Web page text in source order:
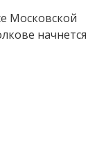
Московской
начнется